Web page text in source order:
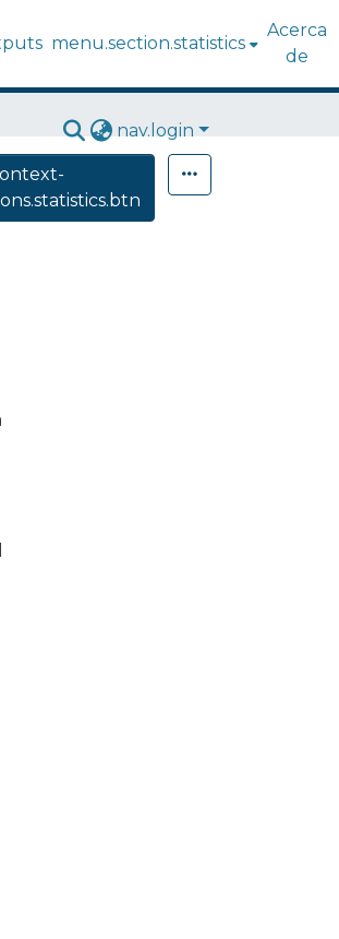
menu.section.statistics
Acerca
de
nav.login